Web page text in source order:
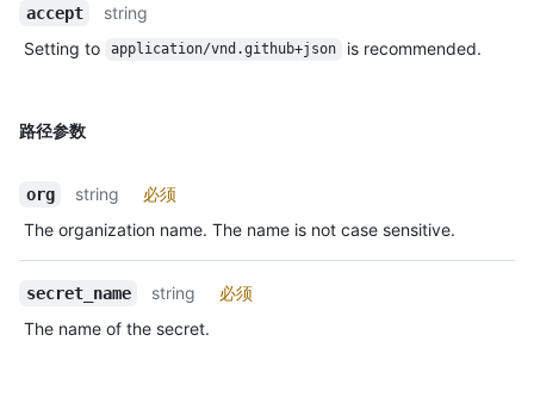
accept
string
Setting to
application/vnd.github+json is recommended.
路径参数
org string
必须
The organization name. The name is not case sensitive.
secret_name string
必须
The name of the secret.